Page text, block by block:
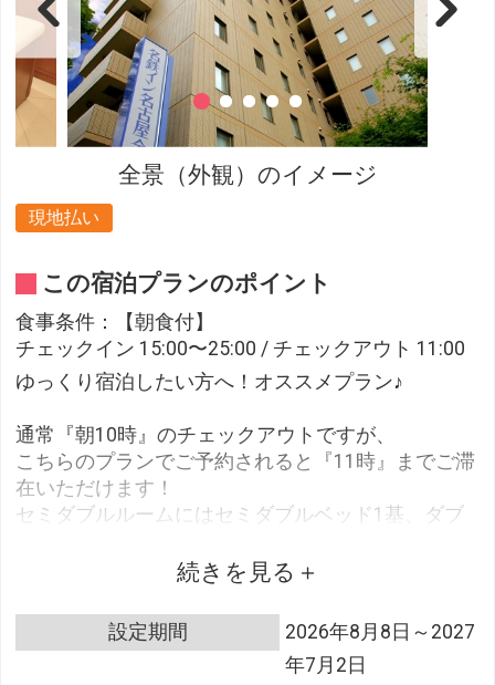
全景（外観）のイメージ
現地払い
この宿泊プランのポイント
食事条件：【朝食付】
チェックイン 15:00〜25:00 / チェックアウト 11:00
ゆっくり宿泊したい方へ！オススメプラン♪
通常『朝10時』のチェックアウトですが、
こちらのプランでご予約されると『11時』までご滞
在いただけます！
セミダブルルームにはセミダブルベッド1基、ダブ
※提携駐車場ご利用の場合、AM10時以降は40分
￥200(税込)の追加料金が発生致します。
15時～翌11時までお停め頂いた場合は駐車代金
続きを見る
設定期間
2026年8月8日～2027
年7月2日